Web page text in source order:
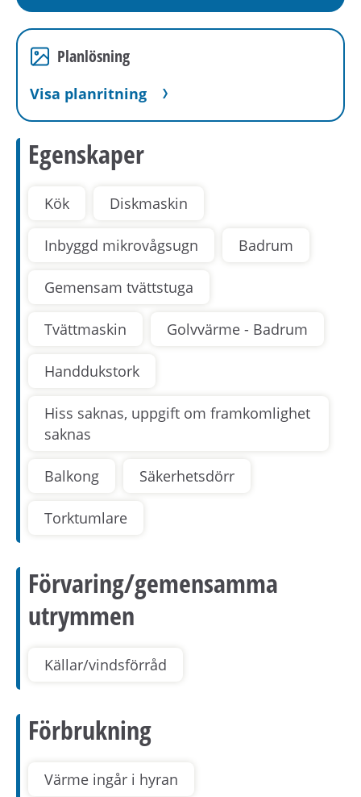
Planlösning
Visa planritning
Egenskaper
Kök Diskmaskin
Inbyggd mikrovågsugn Badrum
Gemensam tvättstuga
Tvättmaskin Golvvärme - Badrum
Handdukstork
Hiss saknas, uppgift om framkomlighet
saknas
Balkong Säkerhetsdörr
Torktumlare
Förvaring/gemensamma
utrymmen
Källar/vindsförråd
Förbrukning
Värme ingår i hyran